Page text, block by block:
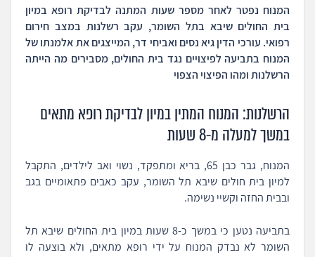
המנוח נפטר לאחר מספר שעות המתנה לבדיקת רופא במיון
בית החולים שיבא בתל השומר, עקב רשלנות במצב חירום
רפואי. עורכי הדין גיא נסים ואביחי דר, המייצגים את אלמנתו של
המנוח בתביעה לפיצויים נגד בית החולים, מסבירים מה הייתה
הרשלנות ומהו הפיצוי הצפוי
הרשלנות: המנוח המתין במיון לבדיקת רופא מתאים
במשך למעלה מ-8 שעות
המנוח, גבר כבן 65, בריא ומתפקד, נשוי ואב לילדים, התקבל
למיון בית חולים שיבא תל השומר, עקב כאבים פתאומיים בגב
ובבית החזה וקשיי נשימה.
בתביעה נטען כי במשך כ-8 שעות במיון בית החולים שיבא תל
השומר לא נבדק המנוח על ידי רופא מתאים, ולא בוצעה לו